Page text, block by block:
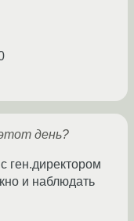
день?
ген.директором
и наблюдать